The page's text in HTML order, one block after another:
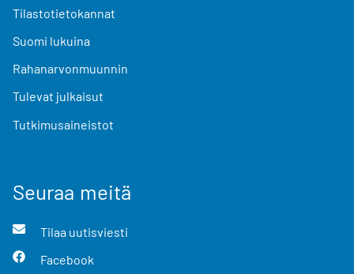
Tilastotietokannat
Suomi lukuina
Rahanarvonmuunnin
Tulevat julkaisut
Tutkimusaineistot
Seuraa meitä
Tilaa uutisviesti
Facebook